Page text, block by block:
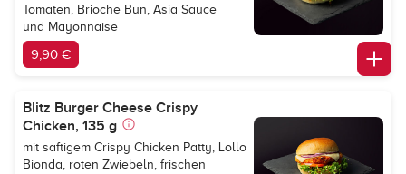
Tomaten, Brioche Bun, Asia Sauce
und Mayonnaise
9,90 €
Blitz Burger Cheese Crispy
Chicken, 135 g
mit saftigem Crispy Chicken Patty, Lollo
Bionda, roten Zwiebeln, frischen